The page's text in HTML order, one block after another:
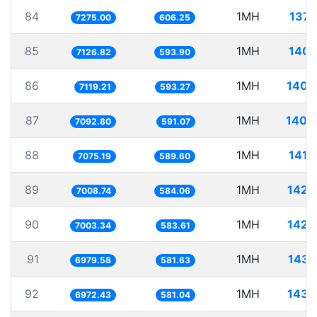
84 7275.00 606.25 1MH
85 7126.82 593.90 1MH
86 7119.21 593.27 1MH
87 7092.80 591.07 1MH
88 7075.19 589.60 1MH
89 7008.74 584.06 1MH
90 7003.34 583.61 1MH
91 6979.58 581.63 1MH
92 6972.43 581.04 1MH